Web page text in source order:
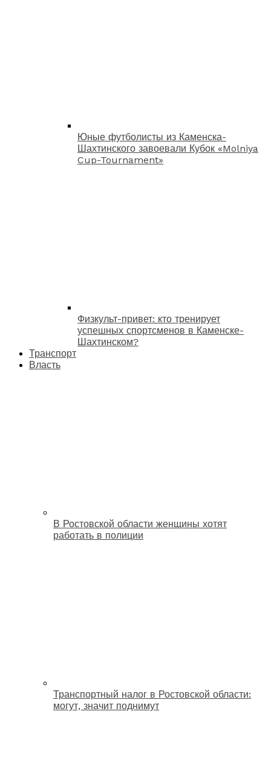
Юные футболисты из Каменска-
Шахтинского завоевали Кубок «Molniya
Cup-Tournament»
Физкульт-привет: кто тренирует
успешных спортсменов в Каменске-
Шахтинском?
Транспорт
Власть
В Ростовской области женщины хотят
работать в полиции
Транспортный налог в Ростовской области:
могут, значит поднимут